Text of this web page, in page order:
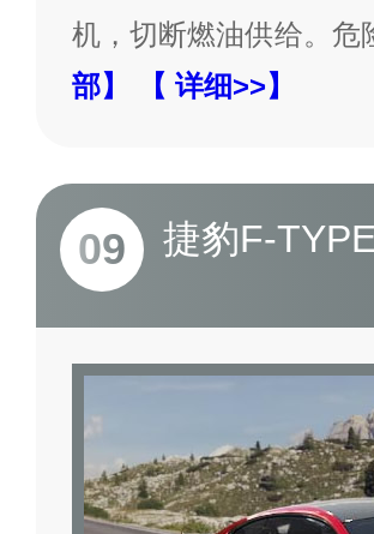
机，切断燃油供给。危
部】
【 详细>>】
09 捷豹F-TYPE